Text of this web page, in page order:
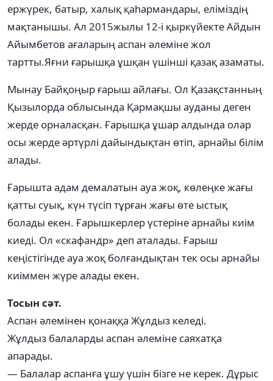
ержүрек, батыр, халық қаһармандары, еліміздің
мақтанышы. Ал 2015жылы 12-і қыркүйекте Айдын
Айымбетов ағаларың аспан әлеміне жол
тартты.Яғни ғарышқа ұшқан үшінші қазақ азаматы.
Мынау Байқоңыр ғарыш айлағы. Ол Қазақстанның
Қызылорда облысында Қармақшы ауданы деген
жерде орналасқан. Ғарышқа ұшар алдында олар
осы жерде әртүрлі дайындықтан өтіп, арнайы білім
алады.
Ғарышта адам демалатын ауа жоқ, көлеңке жағы
қатты суық, күн түсіп тұрған жағы өте ыстық
болады екен. Ғарышкерлер үстеріне арнайы киім
киеді. Ол «скафандр» деп аталады. Ғарыш
кеңістігінде ауа жоқ болғандықтан тек осы арнайы
киіммен жүре алады екен.
Тосын сәт.
Аспан әлемінен қонаққа Жұлдыз келеді.
Жұлдыз балаларды аспан әлеміне саяхатқа
апарады.
— Балалар аспанға ұшу үшін бізге не керек. Дұрыс